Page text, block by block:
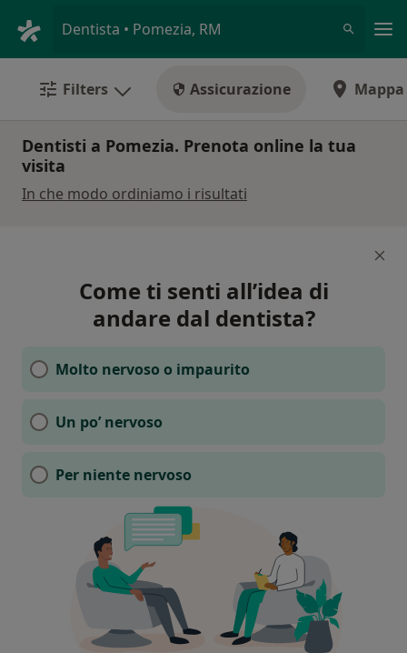
Dentista • Pomezia, RM
Filters Assicurazione Mappa
Dentisti a Pomezia. Prenota online la tua
visita
In che modo ordiniamo i risultati
Come ti senti all’idea di
andare dal dentista?
Molto nervoso o impaurito
Un po’ nervoso
Per niente nervoso